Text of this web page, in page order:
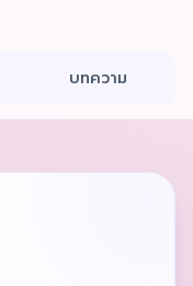
บทความ